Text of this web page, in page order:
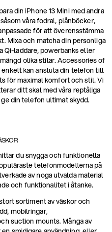
din iPhone 13 Mini med andra
våra fodral, plånböcker,
för att överensstämma
Mixa och matcha din personliga
Qi-laddare, powerbanks eller
olika stilar. Accessories of
kan ansluta din telefon till
för maximal komfort och stil. Vi
ditt skal med våra reptåliga
din telefon ultimat skydd.
du snygga och funktionella
telefonmodellerna på
av noga utvalda material
och funktionalitet i åtanke.
sortiment av väskor och
mobilringar,
suction mounts. Många av